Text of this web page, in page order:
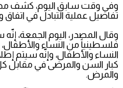
وفي وقت سابق اليوم، كشف
تفاصيل عملية التبادل في اتفاق
فلسطينياً من النساء
والمرض.